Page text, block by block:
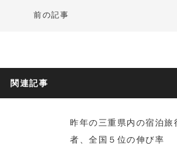
前の記事
関連記事
昨年の三重県内の宿泊旅
者、全国５位の伸び率